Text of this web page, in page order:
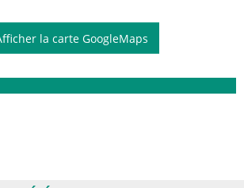
la carte GoogleMaps